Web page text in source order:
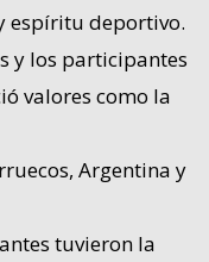
espíritu deportivo.
y los participantes
valores como la
Argentina y
tuvieron la